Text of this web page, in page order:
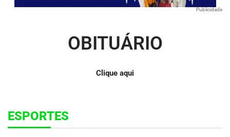
Publicidade
OBITUÁRIO
Clique aqui
ESPORTES